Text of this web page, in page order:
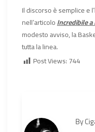
Il discorso è semplice e
nell’articoloIncredibile
modesto avviso, la
tutta la linea.
Post Views:744
By